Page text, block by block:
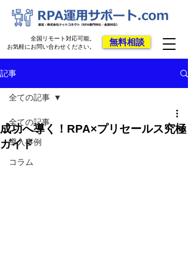
無料相談
全国リモート対応可能。
お気軽にお問い合わせください。
記事
全ての記事
導入事例
コラム
全ての記事
成功へ導く！RPA×プリセールス究極
ガイド